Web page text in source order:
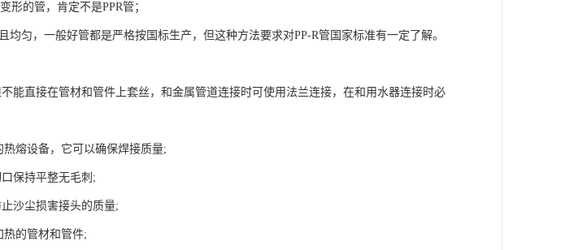
形的管，肯定不是PPR管；
匀，一般好管都是严格按国标生产，但这种方法要求对PP-R管国家标准有一定了解。
能直接在管材和管件上套丝，和金属管道连接时可使用法兰连接，在和用水器连接时必
熔设备，它可以确保焊接质量;
保持平整无毛刺;
沙尘损害接头的质量;
热的管材和管件;